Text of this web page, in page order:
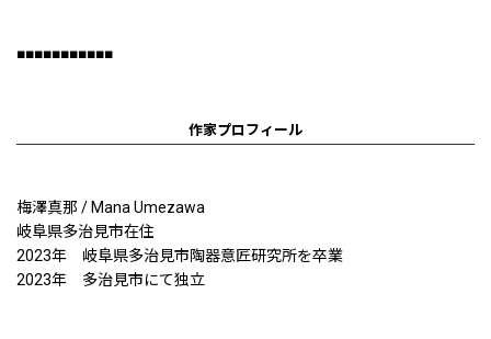
■■■■■■■■■■■
作家プロフィール
梅澤真那 / Mana Umezawa
岐阜県多治見市在住
2023年 岐阜県多治見市陶器意匠研究所を卒業
2023年 多治見市にて独立